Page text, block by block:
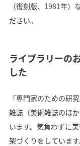
（復刻版、1981年）
ださい。
ライブラリーの
した
「専門家のための研
雑誌（美術雑誌のほ
います。気負わずに
架づくりをしていま